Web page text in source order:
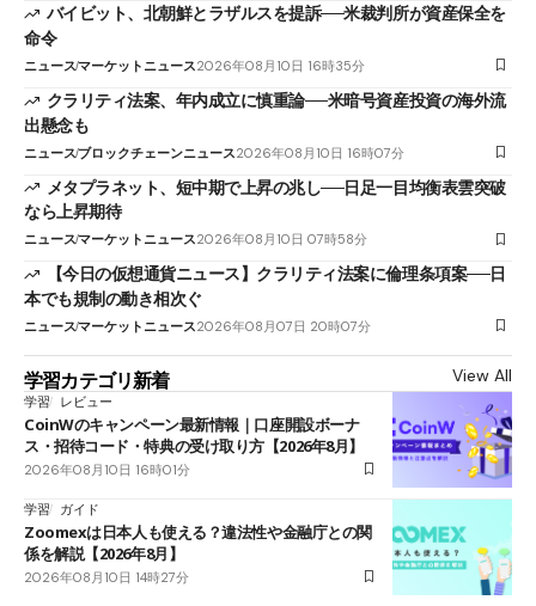
バイビット、北朝鮮とラザルスを提訴──米裁判所が資産保全を
命令
ニュースマーケットニュース2026年08月10日 16時35分
クラリティ法案、年内成立に慎重論──米暗号資産投資の海外流
出懸念も
ニュースブロックチェーンニュース2026年08月10日 16時07分
メタプラネット、短中期で上昇の兆し──日足一目均衡表雲突破
なら上昇期待
ニュースマーケットニュース2026年08月10日 07時58分
【今日の仮想通貨ニュース】クラリティ法案に倫理条項案──日
本でも規制の動き相次ぐ
ニュースマーケットニュース2026年08月07日 20時07分
学習カテゴリ新着 View All
学習 レビュー
CoinWのキャンペーン最新情報｜口座開設ボーナ
ス・招待コード・特典の受け取り方【2026年8月】
2026年08月10日 16時01分
学習 ガイド
Zoomexは日本人も使える？違法性や金融庁との関
係を解説【2026年8月】
2026年08月10日 14時27分